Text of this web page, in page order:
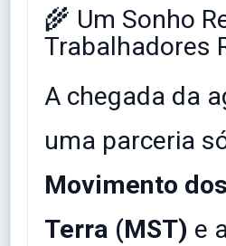
​🌾 Um Sonho
Trabalhadores
​A chegada da
uma parceria
Movimento
Terra (MST) e